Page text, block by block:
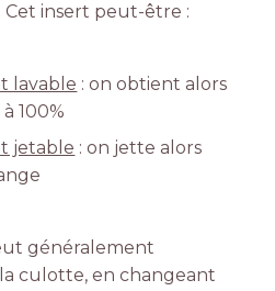
insert peut-être :
lavable : on obtient alors
100%
jetable : on jette alors
généralement
culotte, en changeant